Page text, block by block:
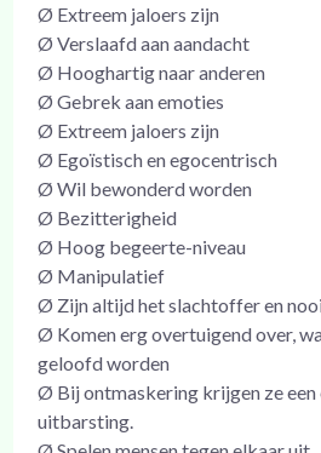
Ø Extreem jaloers zijn
Ø Verslaafd aan aandacht
Ø Hooghartig naar anderen
Ø Gebrek aan emoties
Ø Extreem jaloers zijn
Ø Egoïstisch en egocentrisch
Ø Wil bewonderd worden
Ø Bezitterigheid
Ø Hoog begeerte-niveau
Ø Manipulatief
Ø Zijn altijd het slachtoffer en
Ø Komen erg overtuigend over,
geloofd worden
Ø Bij ontmaskering krijgen ze een
uitbarsting.